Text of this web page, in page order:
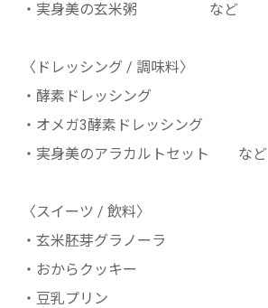
・実身美の玄米粥 など
〈ドレッシング / 調味料〉
・酵素ドレッシング
・オメガ3酵素ドレッシング
・実身美のアラカルトセット など
〈スイーツ / 飲料〉
・玄米胚芽グラノーラ
・おからクッキー
・豆乳プリン